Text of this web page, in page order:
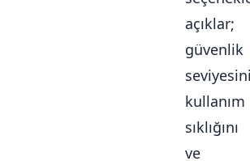
açıklar;
güvenlik
kullanım
sıklığını
ve